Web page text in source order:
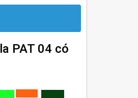
PAT 04 có